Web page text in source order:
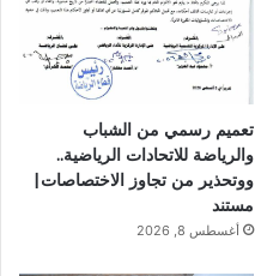
تعميم رسمي من الشباب
والرياضة للاتحادات الرياضية..
ووتحذير من تجاوز الاختصاصات|
مستند
أغسطس 8, 2026